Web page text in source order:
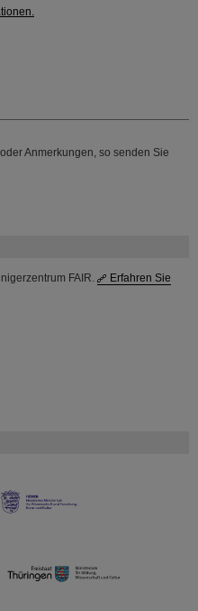
FAIR.
Erfahren Sie
Anmerkungen, so senden Sie